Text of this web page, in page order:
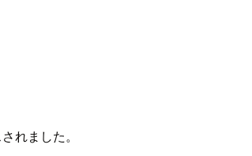
れました。